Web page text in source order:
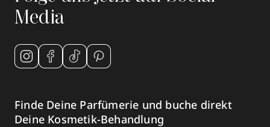
Media
Finde Deine Parfümerie und buche direkt
Deine Kosmetik-Behandlung